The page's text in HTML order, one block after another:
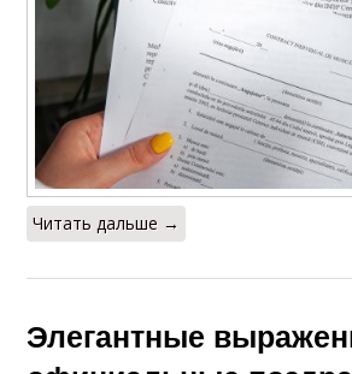
Читать дальше →
Элегантные